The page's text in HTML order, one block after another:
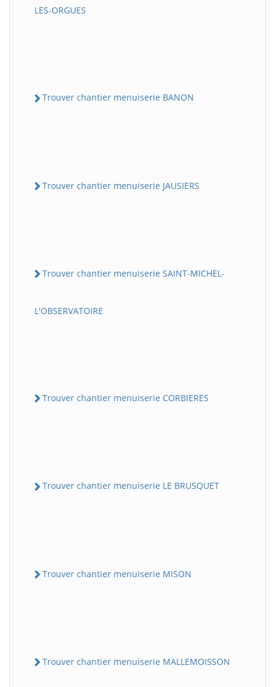
LES-ORGUES
Trouver chantier menuiserie BANON
Trouver chantier menuiserie JAUSIERS
Trouver chantier menuiserie SAINT-MICHEL-
L'OBSERVATOIRE
Trouver chantier menuiserie CORBIERES
Trouver chantier menuiserie LE BRUSQUET
Trouver chantier menuiserie MISON
Trouver chantier menuiserie MALLEMOISSON